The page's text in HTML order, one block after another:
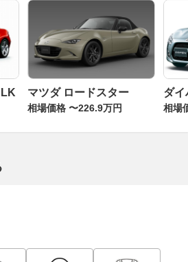
マツダ ロードスター
相場価格 〜226.9万円
ダイ
相場